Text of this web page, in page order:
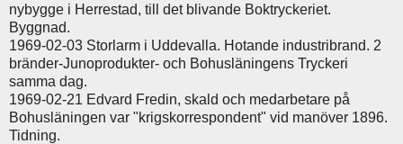
nybygge i Herrestad, till det blivande Boktryckeriet.
Byggnad.
1969-02-03 Storlarm i Uddevalla. Hotande industribrand. 2
bränder-Junoprodukter- och Bohusläningens Tryckeri
samma dag.
1969-02-21 Edvard Fredin, skald och medarbetare på
Bohusläningen var "krigskorrespondent" vid manöver 1896.
Tidning.